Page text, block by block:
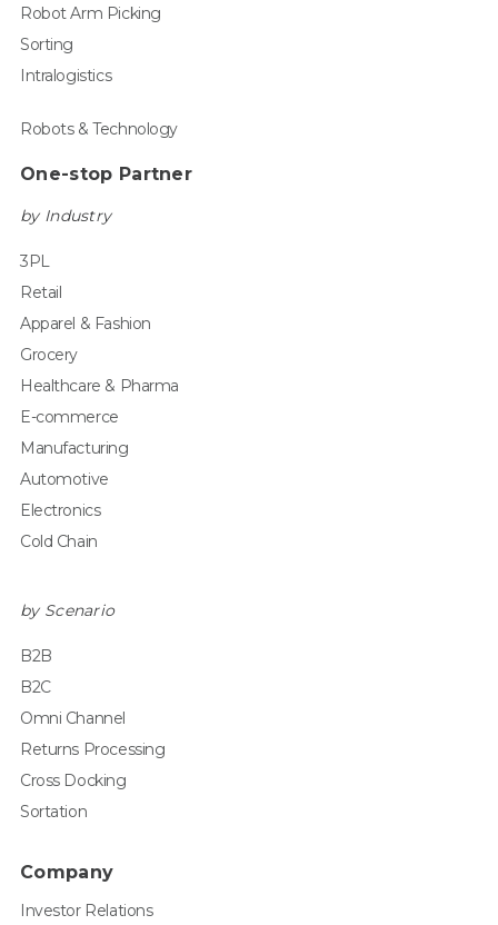
Robot Arm Picking
Sorting
Intralogistics
Robots & Technology
One-stop Partner
by Industry
3PL
Retail
Apparel & Fashion
Grocery
Healthcare & Pharma
E-commerce
Manufacturing
Automotive
Electronics
Cold Chain
by Scenario
B2B
B2C
Omni Channel
Returns Processing
Cross Docking
Sortation
Company
Investor Relations